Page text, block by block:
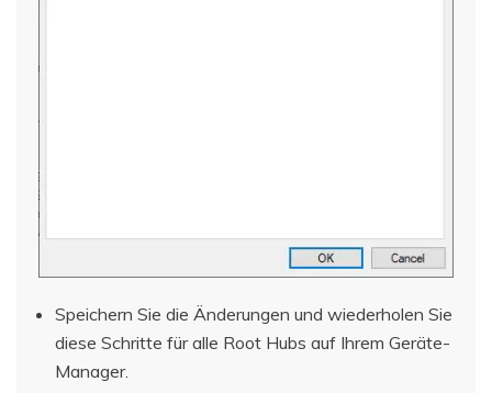
Speichern Sie die Änderungen und wiederholen Sie
diese Schritte für alle Root Hubs auf Ihrem Geräte-
Manager.